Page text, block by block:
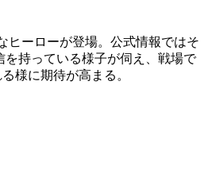
ヒーローが登場。公式情報ではそ
を持っている様子が伺え、戦場で
様に期待が高まる。